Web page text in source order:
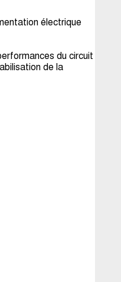
électrique
du circuit
de la